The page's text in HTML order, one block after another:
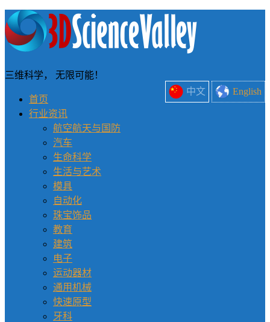
中文 English
三维科学， 无限可能！
首页
行业资讯
航空航天与国防
汽车
生命科学
生活与艺术
模具
自动化
珠宝饰品
教育
建筑
电子
运动器材
通用机械
快速原型
牙科